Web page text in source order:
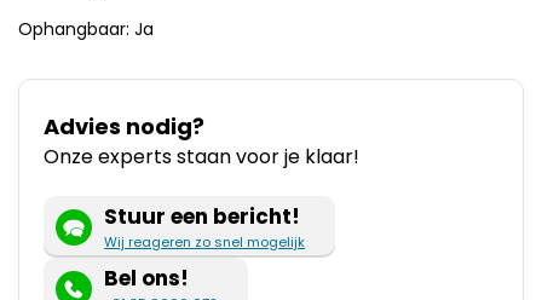
Ophangbaar: Ja
Advies nodig?
Onze experts staan voor je klaar!
Stuur een bericht!
Wij reageren zo snel mogelijk
Bel ons!